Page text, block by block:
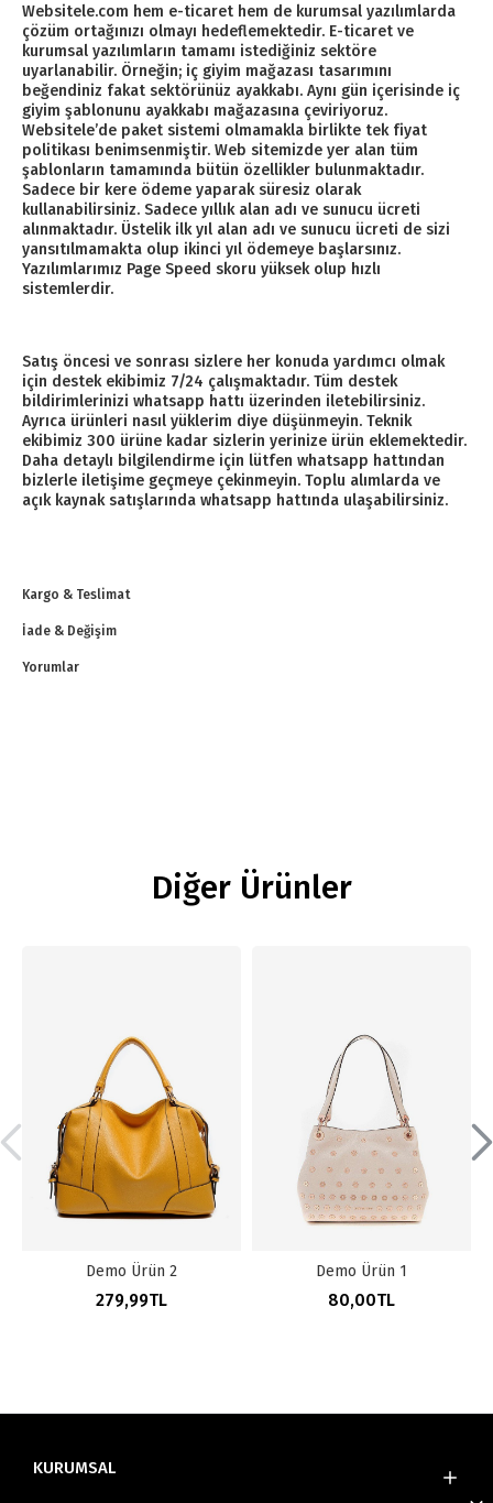
Websitele.com hem e-ticaret hem de kurumsal yazılımlarda
çözüm ortağınızı olmayı hedeflemektedir. E-ticaret ve
kurumsal yazılımların tamamı istediğiniz sektöre
uyarlanabilir. Örneğin; iç giyim mağazası tasarımını
beğendiniz fakat sektörünüz ayakkabı. Aynı gün içerisinde iç
giyim şablonunu ayakkabı mağazasına çeviriyoruz.
Websitele’de paket sistemi olmamakla birlikte tek fiyat
politikası benimsenmiştir. Web sitemizde yer alan tüm
şablonların tamamında bütün özellikler bulunmaktadır.
Sadece bir kere ödeme yaparak süresiz olarak
kullanabilirsiniz. Sadece yıllık alan adı ve sunucu ücreti
alınmaktadır. Üstelik ilk yıl alan adı ve sunucu ücreti de sizi
yansıtılmamakta olup ikinci yıl ödemeye başlarsınız.
Yazılımlarımız Page Speed skoru yüksek olup hızlı
sistemlerdir.
Satış öncesi ve sonrası sizlere her konuda yardımcı olmak
için destek ekibimiz 7/24 çalışmaktadır. Tüm destek
bildirimlerinizi whatsapp hattı üzerinden iletebilirsiniz.
Ayrıca ürünleri nasıl yüklerim diye düşünmeyin. Teknik
ekibimiz 300 ürüne kadar sizlerin yerinize ürün eklemektedir.
Daha detaylı bilgilendirme için lütfen whatsapp hattından
bizlerle iletişime geçmeye çekinmeyin. Toplu alımlarda ve
açık kaynak satışlarında whatsapp hattında ulaşabilirsiniz.
Kargo & Teslimat
İade & Değişim
Yorumlar
Diğer Ürünler
Demo Ürün 2
279,99TL
Demo Ürün 1
80,00TL
KURUMSAL